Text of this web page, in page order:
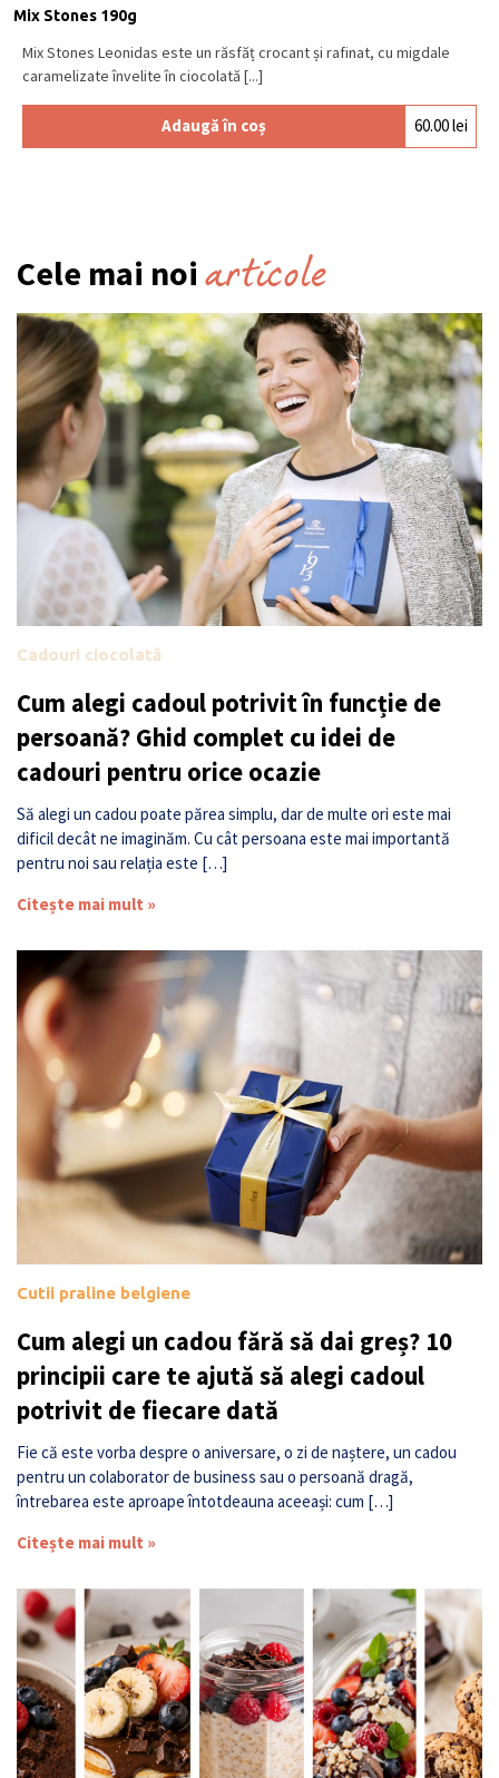
Mix Stones 190g
Mix Stones Leonidas este un răsfăț crocant și rafinat, cu migdale
caramelizate învelite în ciocolată [...]
Adaugă în coș 60.00lei
Cele mai noi articole
Cadouri ciocolată
Cum alegi cadoul potrivit în funcție de
persoană? Ghid complet cu idei de
cadouri pentru orice ocazie
Să alegi un cadou poate părea simplu, dar de multe ori este mai
dificil decât ne imaginăm. Cu cât persoana este mai importantă
pentru noi sau relația este […]
Citește mai mult »
Cutii praline belgiene
Cum alegi un cadou fără să dai greș? 10
principii care te ajută să alegi cadoul
potrivit de fiecare dată
Fie că este vorba despre o aniversare, o zi de naștere, un cadou
pentru un colaborator de business sau o persoană dragă,
întrebarea este aproape întotdeauna aceeași: cum […]
Citește mai mult »